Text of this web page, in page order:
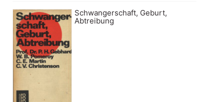
Schwangerschaft, Geburt,
Abtreibung